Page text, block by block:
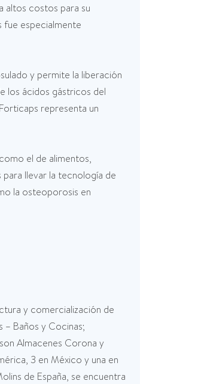
altos costos para su
especialmente
y permite la liberación
los ácidos gástricos del
representa un
el de alimentos,
llevar la tecnología de
la osteoporosis en
y comercialización de
Baños y Cocinas;
Almacenes Corona y
3 en México y una en
de España, se encuentra